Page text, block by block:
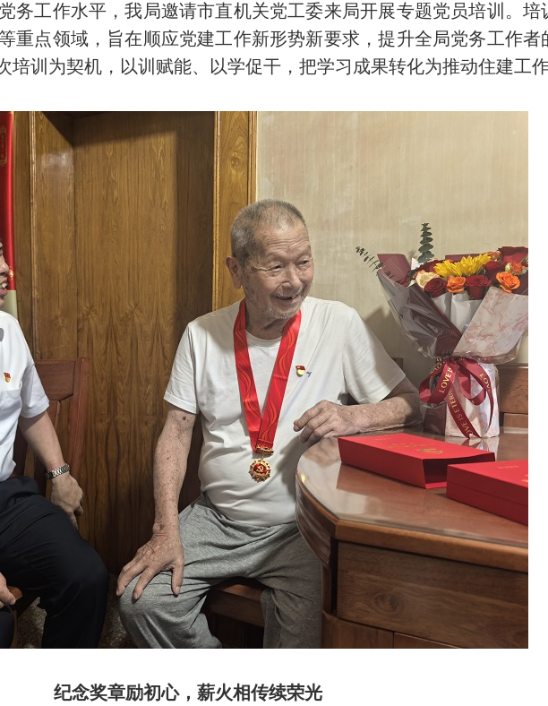
工作水平，我局邀请市直机关党工委来局开展专题党员培训。培
重点领域，旨在顺应党建工作新形势新要求，提升全局党务工作者
训为契机，以训赋能、以学促干，把学习成果转化为推动住建工作
纪念奖章励初心，薪火相传续荣光